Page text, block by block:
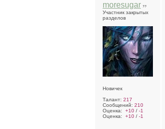
moresugar
Участник закрытых
разделов
Новичек
Талант: 217
Сообщений: 210
Оценка: +10 / -1
Оценка: +10 / -1